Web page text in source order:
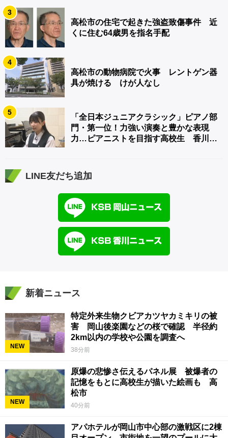
3
高松市の住宅で起きた強盗致傷事件 近
くに住む64歳男を指名手配
4
高松市の動物病院で火事 レントゲン器
具が焼ける けが人なし
5
「全日本ジュニアクラシック」ピアノ部
門・第一位！力強い演奏と豊かな表現
力…ピアニストを目指す高校生 香川
LINE友だち追加
新着ニュース
NEW
特定外来生物クビアカツヤカミキリの被
害 岡山後楽園などの桜で確認 半径約
2km以内の学校や公園を調査へ
38分前
NEW
原爆の悲惨さ伝えるパネル展 被爆者の
記憶をもとに高校生が描いた絵画も 高
松市
40分前
アパホテルが岡山市中心部の激戦区に2棟